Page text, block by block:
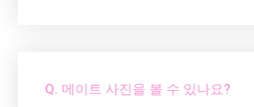
Q. 메이트 사진을 볼 수 있나요?